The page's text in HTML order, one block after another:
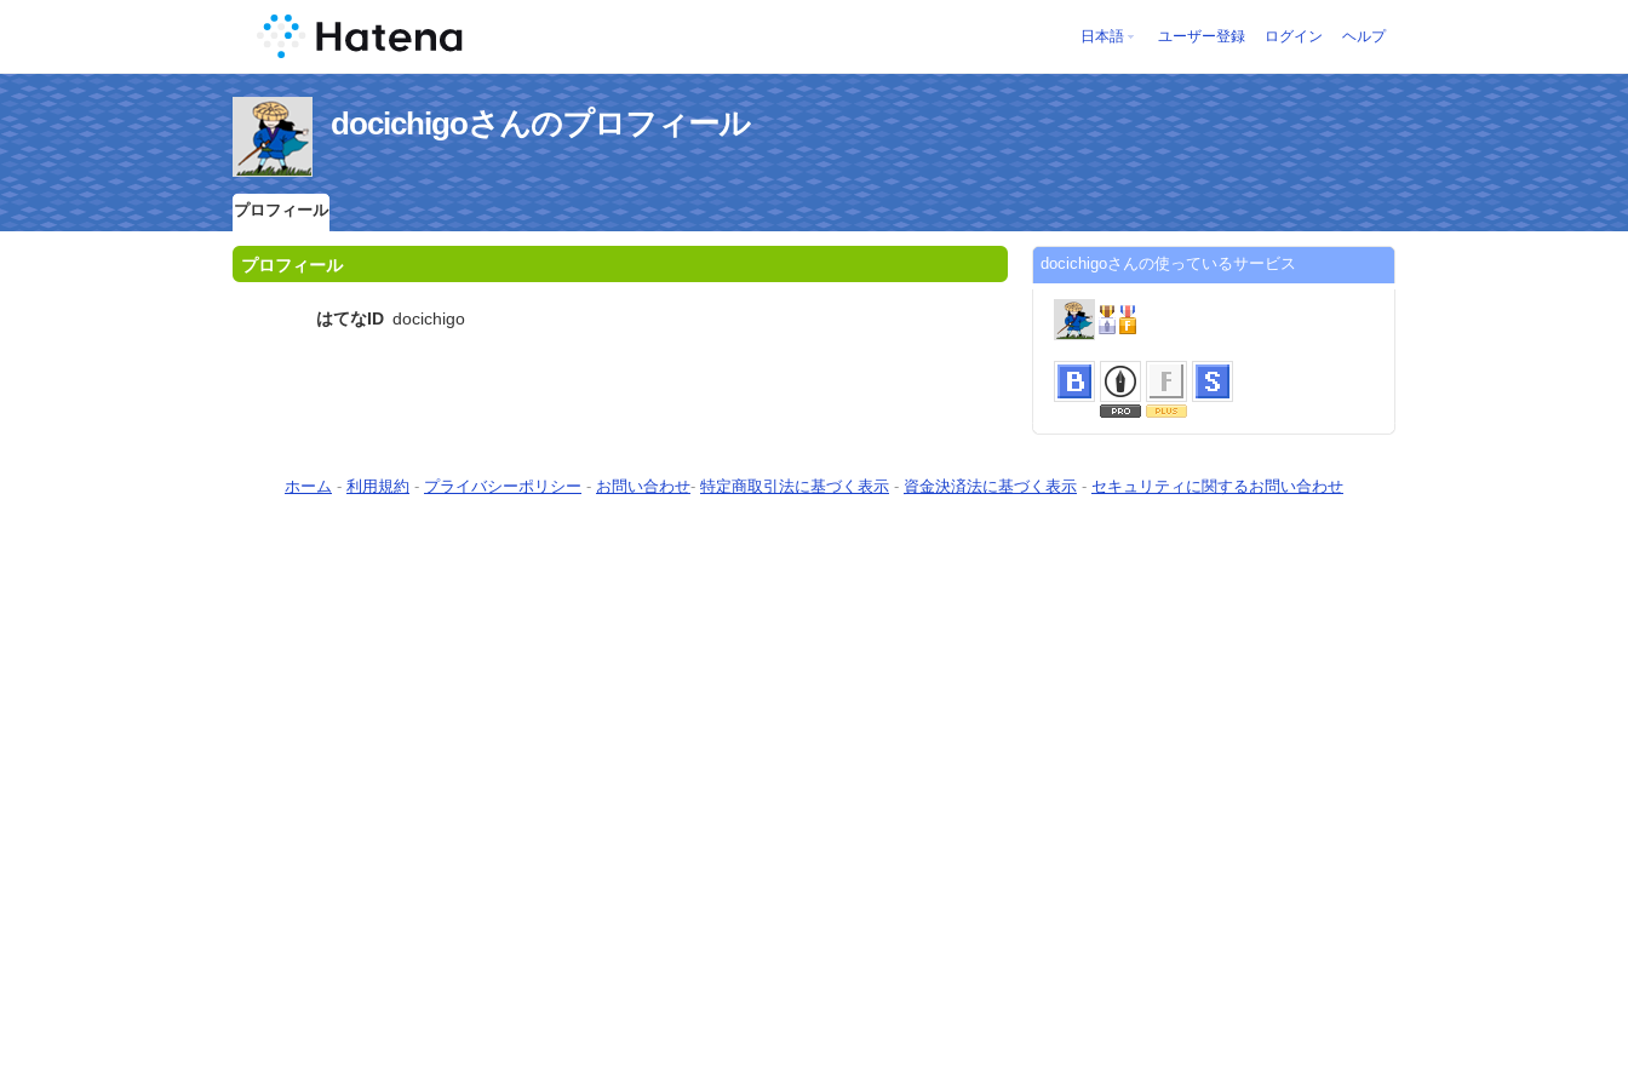
日本語 ユーザー登録 ログイン ヘルプ
docichigoさんのプロフィール
プロフィール
プロフィール
はてなID docichigo
docichigoさんの使っているサービス
ホーム - 利用規約 - プライバシーポリシー - お問い合わせ- 特定商取引法に基づく表示 - 資金決済法に基づく表示 - セキュリティに関するお問い合わせ